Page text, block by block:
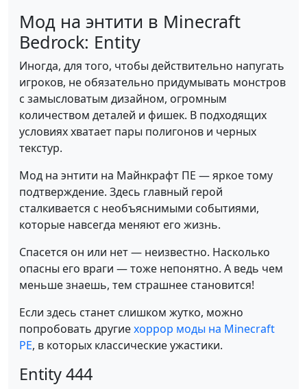
Мод на энтити в Minecraft
Bedrock: Entity
Иногда, для того, чтобы действительно напугать
игроков, не обязательно придумывать монстров
с замысловатым дизайном, огромным
количеством деталей и фишек. В подходящих
условиях хватает пары полигонов и черных
текстур.
Мод на энтити на Майнкрафт ПЕ — яркое тому
подтверждение. Здесь главный герой
сталкивается с необъяснимыми событиями,
которые навсегда меняют его жизнь.
Спасется он или нет — неизвестно. Насколько
опасны его враги — тоже непонятно. А ведь чем
меньше знаешь, тем страшнее становится!
Если здесь станет слишком жутко, можно
попробовать другиехоррор моды на Minecraft
PE, в которых классические ужастики.
Entity 444